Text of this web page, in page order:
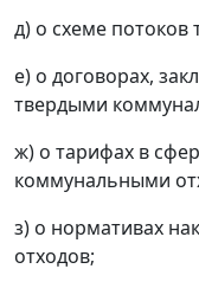
д) о схеме
е) о договорах,
твердыми
ж) о тарифах в
коммунальными
з) о нормативах
отходов;